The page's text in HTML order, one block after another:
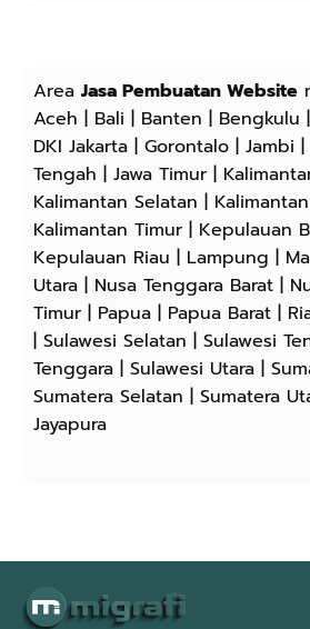
Area Jasa Pembuatan Website
Aceh | Bali | Banten | Bengkulu
DKI Jakarta | Gorontalo | Jambi |
Tengah | Jawa Timur |
Kalimantan Selatan |
Kalimantan Timur | Kepulauan
Kepulauan Riau | Lampung |
Utara | Nusa Tenggara Barat |
Timur | Papua | Papua Barat |
| Sulawesi Selatan | Sulawesi
Tenggara | Sulawesi Utara |
Sumatera Selatan | Sumatera
Jayapura